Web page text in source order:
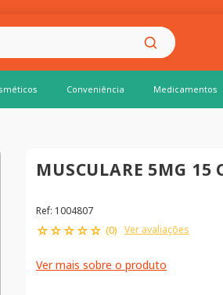
Conveniência Medicamentos
MUSCULARE 5MG 15
Ref: 1004807
☆☆☆☆☆ (0) Ver avaliações
Ver mais sobre o produto